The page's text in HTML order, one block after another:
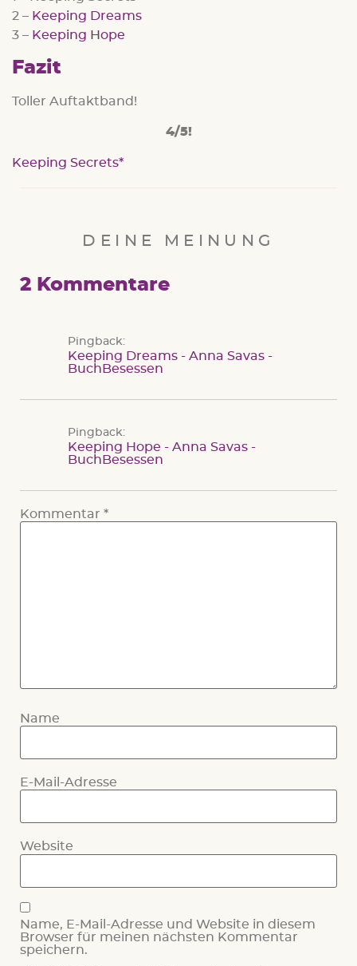
2 – Keeping Dreams
3 – Keeping Hope
Fazit
Toller Auftaktband!
4/5!
Keeping Secrets
DEINE MEINUNG
2 Kommentare
Pingback:
Keeping Dreams - Anna Savas -
BuchBesessen
Pingback:
Keeping Hope - Anna Savas -
BuchBesessen
Kommentar *
Name
E-Mail-Adresse
Website
Name, E-Mail-Adresse und Website in diesem
Browser für meinen nächsten Kommentar
speichern.